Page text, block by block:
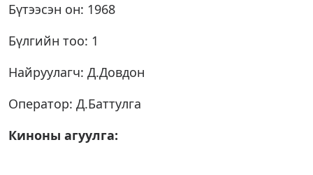
Бүтээсэн он: 1968
Бүлгийн тоо: 1
Найруулагч: Д.Довдон
Оператор: Д.Баттулга
Киноны агуулга: